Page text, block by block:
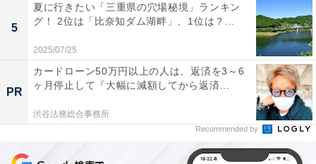
1947年に入団し、娘役としてさまざまな作品に参加。
1957年に退団するまで、数多くの舞台や映画に出演して
人気を獲得します。
退団後は、映画を中心に俳優として活躍。ドラマ『岸辺
のアルバム』（TBS系）や『阿修羅のごとく』（NHK）
などで鮮烈な演技を披露して注目を集めます。その後も
長きにわたり俳優として活動し、1997年に紫綬褒章、
5
夏に行きたい「三重県の穴場秘境」ランキン
グ！ 2位は「比奈知ダム湖畔」、1位は？...
2025/07/25
PR
カードローン50万円以上の人は、返済を3～6
ヶ月停止して『大幅に減額してから返済...
渋谷法務総合事務所
Recommended by